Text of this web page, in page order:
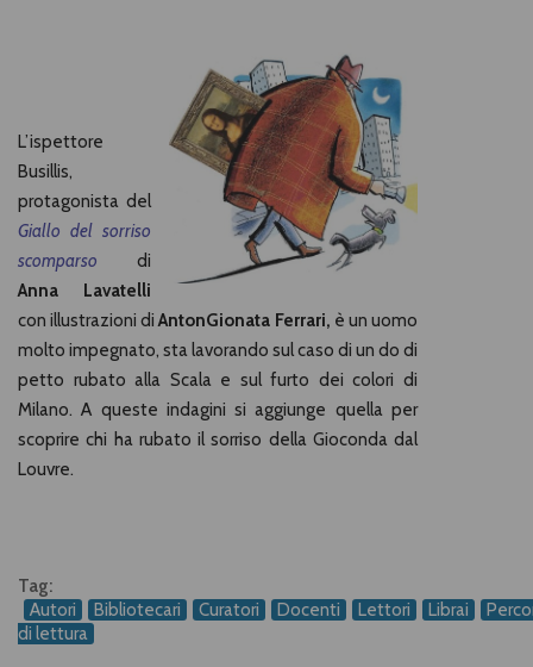
L’ispettore
Busillis,
protagonista del
Giallo del sorriso
scomparso di
Anna Lavatelli
con illustrazioni diAntonGionata Ferrari, è un uomo
molto impegnato, sta lavorando sul caso di un do di
petto rubato alla Scala e sul furto dei colori di
Milano. A queste indagini si aggiunge quella per
scoprire chi ha rubato il sorriso della Gioconda dal
Louvre.
Tag:
Autori
Bibliotecari Curatori Docenti Lettori Librai
di lettura